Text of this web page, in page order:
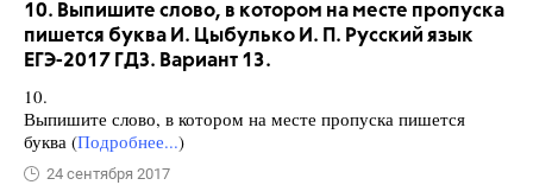
10. Выпишите слово, в котором на месте пропуска
пишется буква И. Цыбулько И. П. Русский язык
ЕГЭ-2017 ГДЗ. Вариант 13.
10.
Выпишите слово, в котором на месте пропуска пишется
буква (Подробнее...)
24 сентября 2017